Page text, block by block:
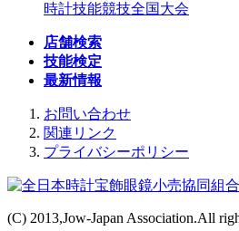
時計技能競技全国大会
店舗検索
技能検定
最新情報
お問い合わせ
関連リンク
プライバシーポリシー
(C) 2013,Jow-Japan Association.All